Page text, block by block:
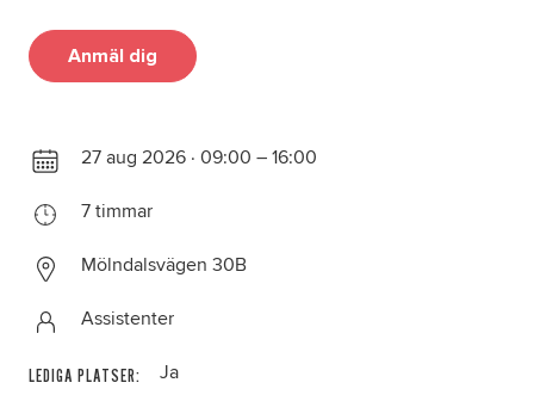
Anmäl dig
27 aug 2026 · 09:00 – 16:00
7 timmar
Mölndalsvägen 30B
Assistenter
LEDIGA PLATSER: Ja